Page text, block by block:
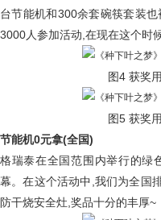
台节能机和300余套碗筷套装
3000人参加活动,在现在这个时
图4 获奖
图5 获奖
节能机0元拿(全国)
格瑞泰在全国范围内举行的
幕。在这个活动中,我们为全国
防干烧安全灶,奖品十分的丰厚~